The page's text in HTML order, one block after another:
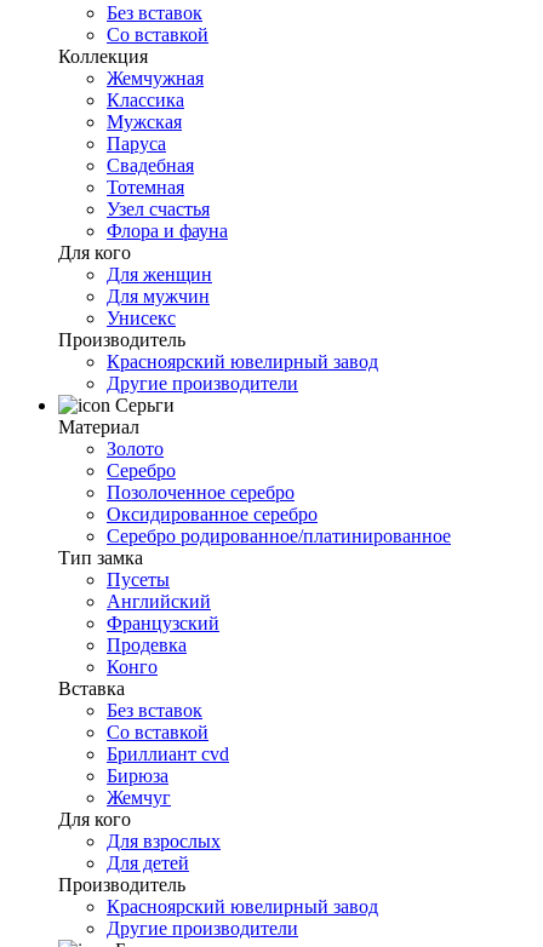
Без вставок
Со вставкой
Коллекция
Жемчужная
Классика
Мужская
Паруса
Свадебная
Тотемная
Узел счастья
Флора и фауна
Для кого
Для женщин
Для мужчин
Унисекс
Производитель
Красноярский ювелирный завод
Другие производители
Серьги
Материал
Золото
Серебро
Позолоченное серебро
Оксидированное серебро
Серебро родированное/платинированное
Тип замка
Пусеты
Английский
Французский
Продевка
Конго
Вставка
Без вставок
Со вставкой
Бриллиант cvd
Бирюза
Жемчуг
Для кого
Для взрослых
Для детей
Производитель
Красноярский ювелирный завод
Другие производители